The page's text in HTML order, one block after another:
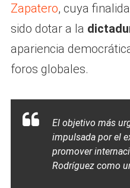
Zapatero, cuya
sido dotar a la
apariencia
foros globales.
El objetivo más
impulsada por el
promover
Rodríguez como